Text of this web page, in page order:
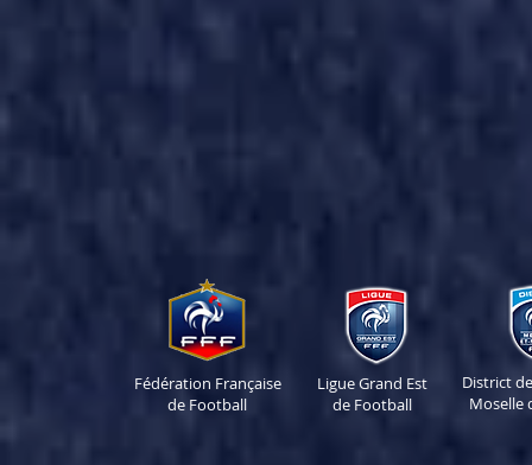
Fédération Française
de Football
Ligue Grand Est
de Football
District
Moselle